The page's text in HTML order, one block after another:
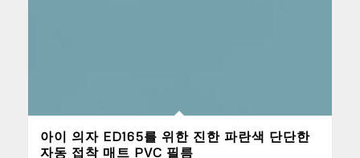
아이 의자 ED165를 위한 진한 파란색 단단한
자동 접착 매트 PVC 필름